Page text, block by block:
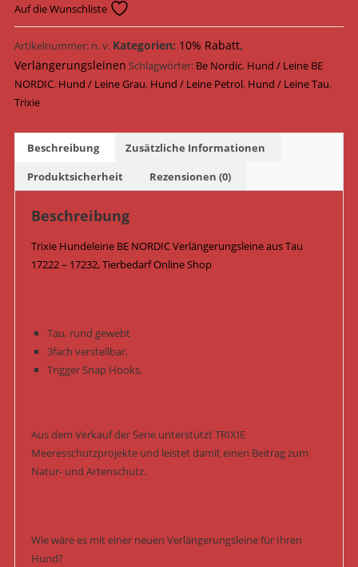
BE
NORDIC
Verlängerungsleine
Tau
17222
-
/
Petrol/Hellgrau
Menge
Auf die Wunschliste
Artikelnummer: n. v. Kategorien: 10% Rabatt,
Verlängerungsleinen Schlagwörter: Be Nordic, Hund / Leine BE
NORDIC, Hund / Leine Grau, Hund / Leine Petrol, Hund / Leine Tau,
Trixie
Beschreibung
Zusätzliche Informationen
Produktsicherheit
Rezensionen (0)
Beschreibung
Trixie Hundeleine BE NORDIC Verlängerungsleine aus Tau
17222 – 17232, Tierbedarf Online Shop
Tau, rund gewebt
3fach verstellbar.
Trigger Snap Hooks.
Aus dem Verkauf der Serie unterstützt TRIXIE
Meeresschutzprojekte und leistet damit einen Beitrag zum
Natur- und Artenschutz.
Wie wäre es mit einer neuen Verlängerungsleine für Ihren
Hund?